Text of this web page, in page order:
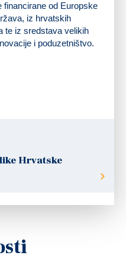
od Europske
iz hrvatskih
te iz sredstava velikih
i poduzetništvo.
Hrvatske